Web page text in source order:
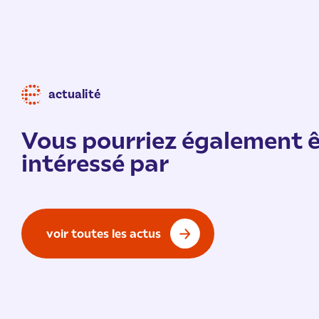
actualité
Vous pourriez également
intéressé par
voir toutes les actus